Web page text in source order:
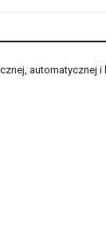
automatycznej